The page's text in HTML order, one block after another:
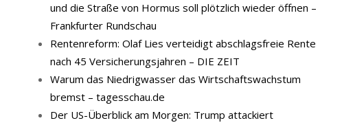
und die Straße von Hormus soll plötzlich wieder öffnen –
Frankfurter Rundschau
Rentenreform: Olaf Lies verteidigt abschlagsfreie Rente
nach 45 Versicherungsjahren – DIE ZEIT
Warum das Niedrigwasser das Wirtschaftswachstum
bremst – tagesschau.de
Der US-Überblick am Morgen: Trump attackiert